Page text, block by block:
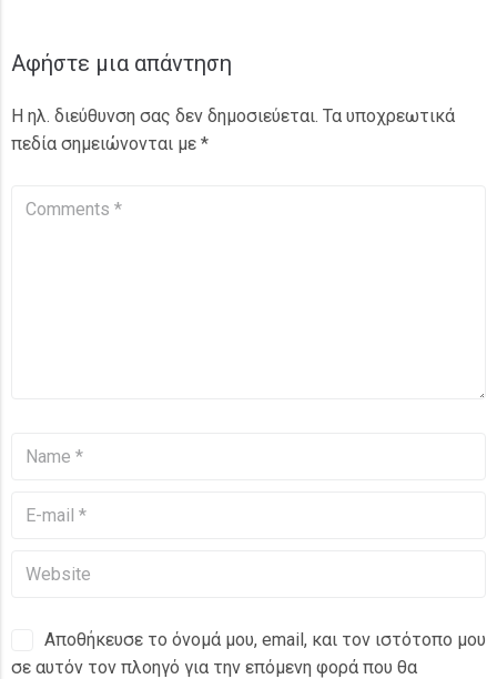
Αφήστε μια απάντηση
Η ηλ. διεύθυνση σας δεν δημοσιεύεται. Τα υποχρεωτικά
πεδία σημειώνονται με *
Αποθήκευσε το όνομά μου, email, και τον ιστότοπο μου
σε αυτόν τον πλοηγό για την επόμενη φορά που θα